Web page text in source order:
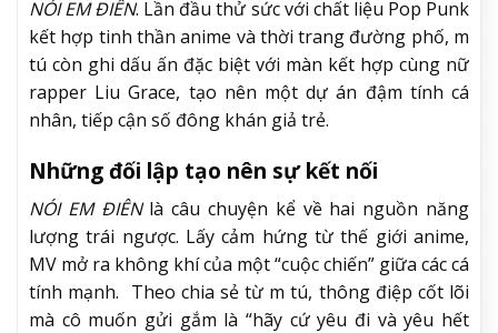
NÓI EM ĐIÊN. Lần đầu thử sức với chất liệu Pop Punk
kết hợp tinh thần anime và thời trang đường phố, m
tú còn ghi dấu ấn đặc biệt với màn kết hợp cùng nữ
rapper Liu Grace, tạo nên một dự án đậm tính cá
nhân, tiếp cận số đông khán giả trẻ.
Những đối lập tạo nên sự kết nối
NÓI EM ĐIÊNlà câu chuyện kể về hai nguồn năng
lượng trái ngược. Lấy cảm hứng từ thế giới anime,
MV mở ra không khí của một “cuộc chiến” giữa các cá
tính mạnh. Theo chia sẻ từ m tú, thông điệp cốt lõi
mà cô muốn gửi gắm là “hãy cứ yêu đi và yêu hết